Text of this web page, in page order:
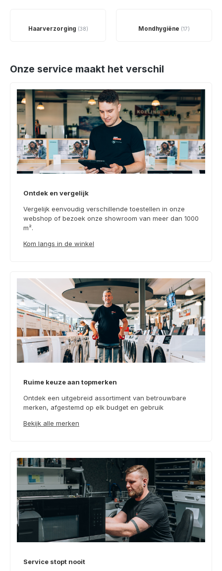
Haarverzorging (38) Mondhygiëne (17)
Onze service maakt het verschil
Ontdek en vergelijk
Vergelijk eenvoudig verschillende toestellen in onze
webshop of bezoek onze showroom van meer dan 1000
m².
Kom langs in de winkel
Ruime keuze aan topmerken
Ontdek een uitgebreid assortiment van betrouwbare
merken, afgestemd op elk budget en gebruik
Bekijk alle merken
Service stopt nooit